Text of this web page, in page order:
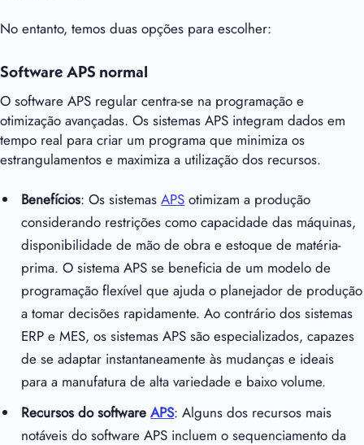
No entanto, temos duas opções para escolher:
Software APS normal
O software APS regular centra-se na programação e
otimização avançadas. Os sistemas APS integram dados em
tempo real para criar um programa que minimiza os
estrangulamentos e maximiza a utilização dos recursos.
Benefícios: Os sistemasAPS otimizam a produção
considerando restrições como capacidade das máquinas,
disponibilidade de mão de obra e estoque de matéria-
prima. O sistema APS se beneficia de um modelo de
programação flexível que ajuda o planejador de produção
a tomar decisões rapidamente. Ao contrário dos sistemas
ERP e MES, os sistemas APS são especializados, capazes
de se adaptar instantaneamente às mudanças e ideais
para a manufatura de alta variedade e baixo volume.
Recursos do softwareAPS: Alguns dos recursos mais
notáveis do software APS incluem o sequenciamento da